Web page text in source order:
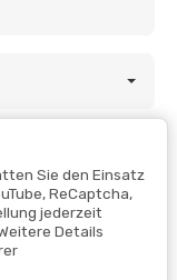
Sie den Einsatz
ReCaptcha,
jederzeit
Details